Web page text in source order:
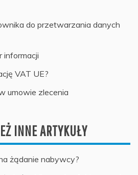
do przetwarzania danych
informacji
VAT UE?
umowie zlecenia
INNE ARTYKUŁY
żądanie nabywcy?